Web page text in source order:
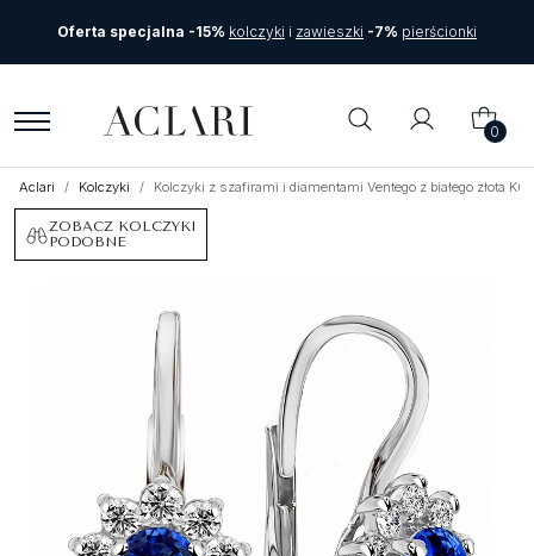
Oferta specjalna -15% kolczyki i zawieszki -7% pierścionki
0
Aclari Kolczyki Kolczyki z szafirami i diamentami Ventego z białego złota
ZOBACZ KOLCZYKI
PODOBNE